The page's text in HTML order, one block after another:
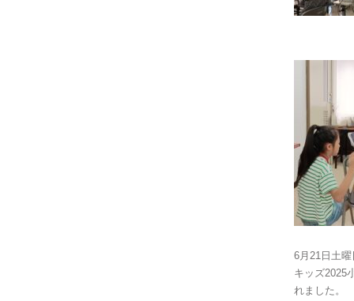
6月21日土
キッズ2025
れました。